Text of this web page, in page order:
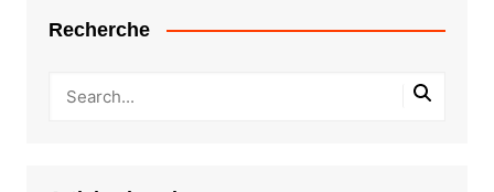
Recherche